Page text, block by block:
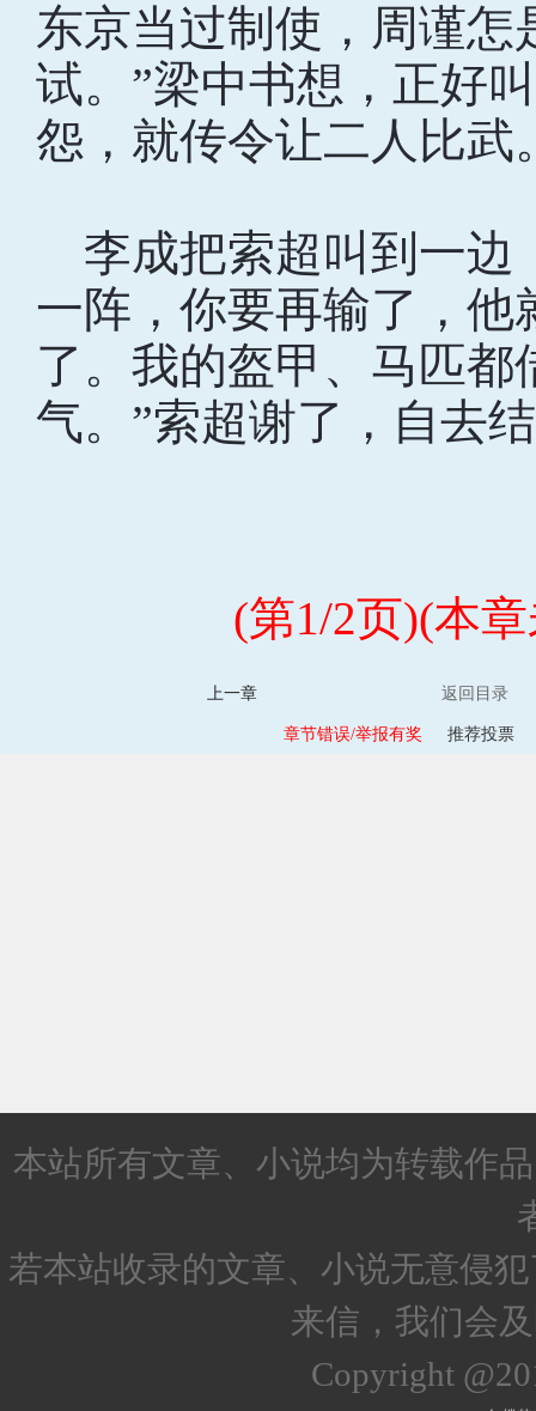
东京当过制使，周谨怎
试。”梁中书想，正好
怨，就传令让二人比
李成把索超叫到一边
一阵，你要再输了，
了。我的盔甲、马匹
气。”索超谢了，自去
(第1/2页)(本
上一章 返回目录
章节错误/举报有奖 推荐投票
本站所有文章、小说均为转载作
若本站收录的文章、小说无意侵
来信，我们会
Copyright